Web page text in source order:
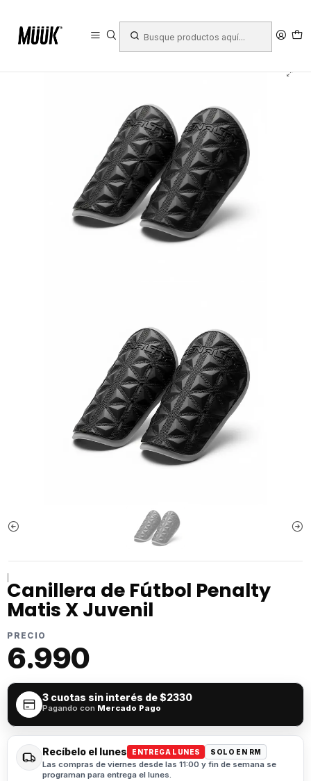
Canillera de Fútbol Penalty
Matis X Juvenil
PRECIO
6.990
3 cuotas sin interés de$2330
Pagando con Mercado Pago
Recíbelo el lunes ENTREGA LUNES SOLO EN RM
Las compras de viernes desde las 11:00 y fin de semana se
programan para entrega el lunes.